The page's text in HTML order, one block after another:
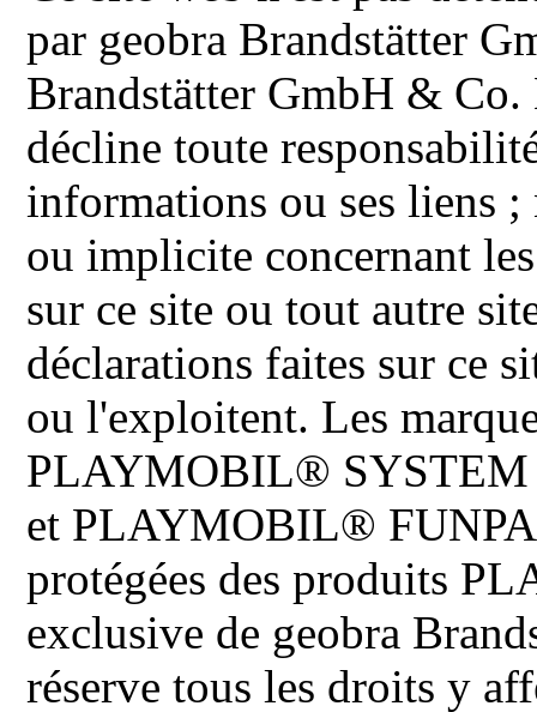
par geobra Brandstätter
Brandstätter GmbH & Co.
décline toute
informations ou ses liens ;
ou implicite concernant
sur ce site ou tout autre
déclarations faites sur ce
ou l'exploitent. Les
PLAYMOBIL®
et PLAYMOBIL®
protégées des produits
exclusive de geobra
réserve tous les droits y